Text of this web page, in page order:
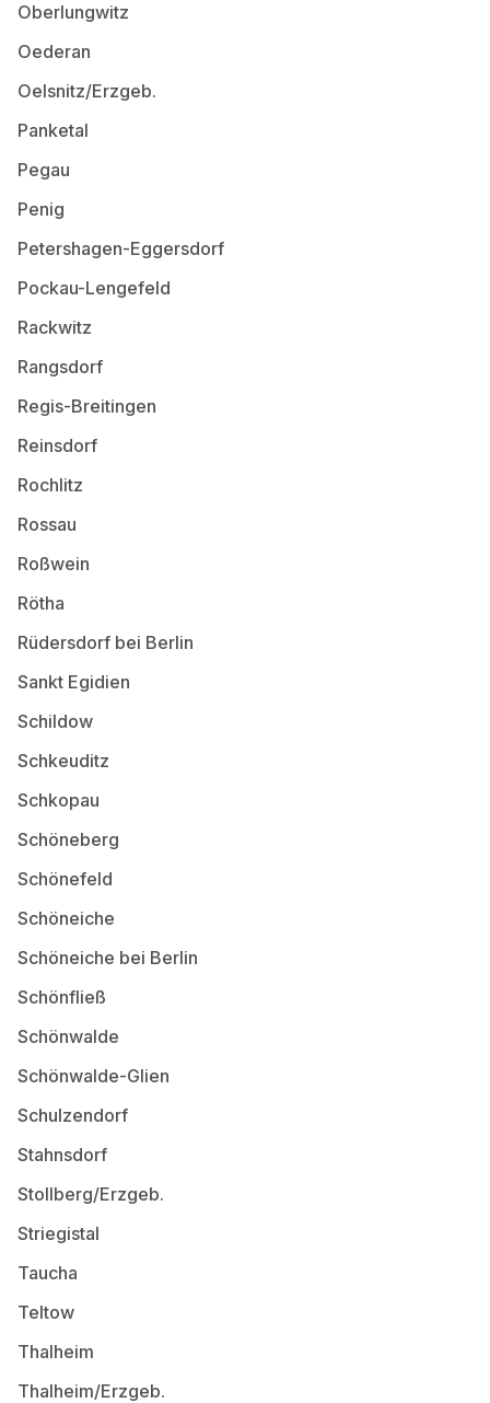
Oberlungwitz
Oederan
Oelsnitz/Erzgeb.
Panketal
Pegau
Penig
Petershagen-Eggersdorf
Pockau-Lengefeld
Rackwitz
Rangsdorf
Regis-Breitingen
Reinsdorf
Rochlitz
Rossau
Roßwein
Rötha
Rüdersdorf bei Berlin
Sankt Egidien
Schildow
Schkeuditz
Schkopau
Schöneberg
Schönefeld
Schöneiche
Schöneiche bei Berlin
Schönfließ
Schönwalde
Schönwalde-Glien
Schulzendorf
Stahnsdorf
Stollberg/Erzgeb.
Striegistal
Taucha
Teltow
Thalheim
Thalheim/Erzgeb.